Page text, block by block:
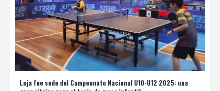
Loja fue sede del Campeonato Nacional U10-U12 2025: una